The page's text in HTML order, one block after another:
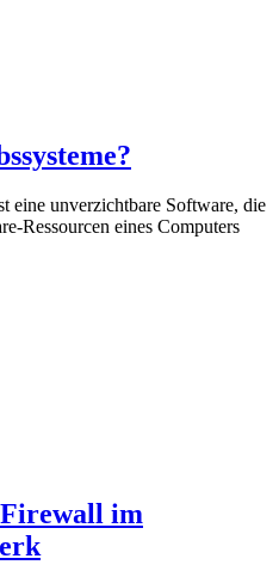
eine unverzichtbare Software, die
Ressourcen eines Computers
im